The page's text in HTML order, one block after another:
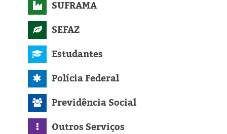
SUFRAMA
SEFAZ
Estudantes
Polícia Federal
Previdência Social
Outros Serviços